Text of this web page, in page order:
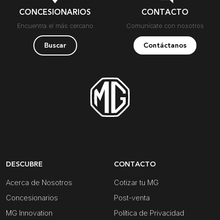
CONCESIONARIOS
Encuentra el más cercano
Buscar
CONTACTO
Comunícate con nosotros
Contáctanos
DESCUBRE
Acerca de Nosotros
Concesionarios
MG Innovation
CONTACTO
Cotizar tu MG
Post-venta
Política de Privacidad